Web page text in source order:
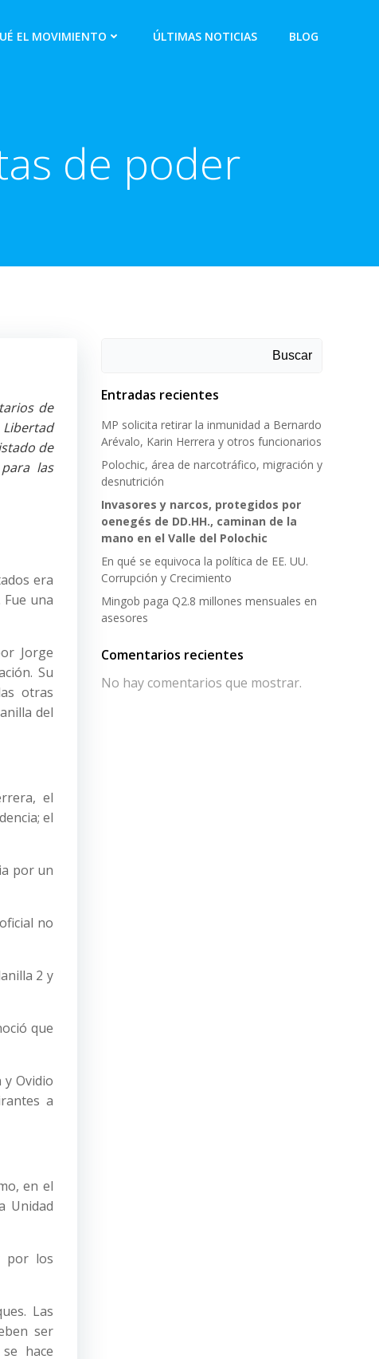
EL MOVIMIENTO ÚLTIMAS NOTICIAS BLOG
de poder
de
Libertad
de
las
era
una
Jorge
Su
otras
del
el
el
por un
no
2 y
que
y Ovidio
a
en el
Unidad
por los
Las
ser
hace
Buscar
Entradas recientes
MP solicita retirar la inmunidad a Bernardo
Arévalo, Karin Herrera y otros funcionarios
Polochic, área de narcotráfico, migración y
desnutrición
Invasores y narcos, protegidos por
oenegés de DD.HH., caminan de la
mano en el Valle del Polochic
En qué se equivoca la política de EE. UU.
Corrupción y Crecimiento
Mingob paga Q2.8 millones mensuales en
asesores
Comentarios recientes
No hay comentarios que mostrar.